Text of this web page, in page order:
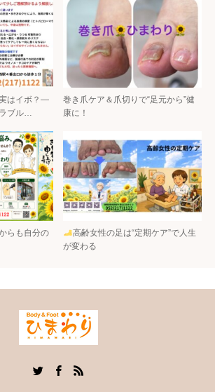
はイボ？―
ブル…
巻き爪ケア＆爪切りで“足元から”健
康に！
らも自分の
高齢女性の足は“定期ケア”で人生
が変わる